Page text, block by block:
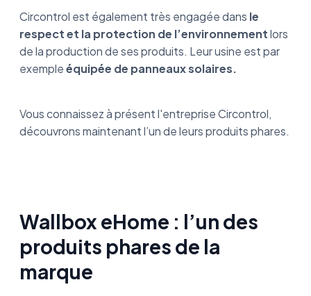
Circontrol est également très engagée dans le
respect et la protection de l’environnementlors
de la production de ses produits. Leur usine est par
exempleéquipée de panneaux solaires.
Vous connaissez à présent l'entreprise Circontrol,
découvrons maintenant l’un de leurs produits phares.
Wallbox eHome : l’un des
produits phares de la
marque